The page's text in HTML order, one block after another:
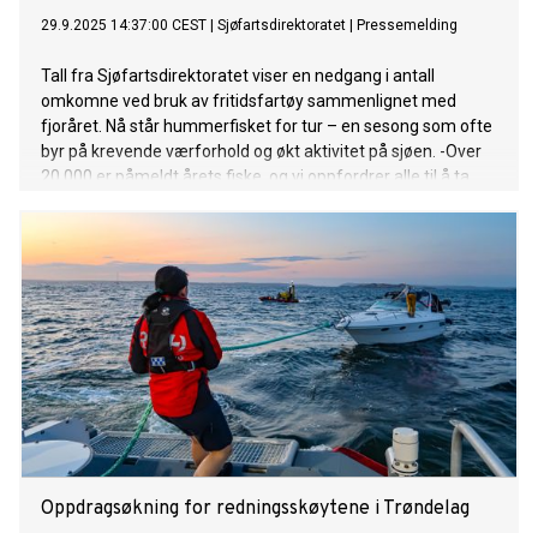
29.9.2025 14:37:00 CEST Sjøfartsdirektoratet Pressemelding
Tall fra Sjøfartsdirektoratet viser en nedgang i antall
omkomne ved bruk av fritidsfartøy sammenlignet med
fjoråret. Nå står hummerfisket for tur – en sesong som ofte
byr på krevende værforhold og økt aktivitet på sjøen. -Over
20.000 er påmeldt årets fiske, og vi oppfordrer alle til å ta
sier sjøfartsdirektør Alf Tore Sørheim.
Oppdragsøkning for redningsskøytene i Trøndelag